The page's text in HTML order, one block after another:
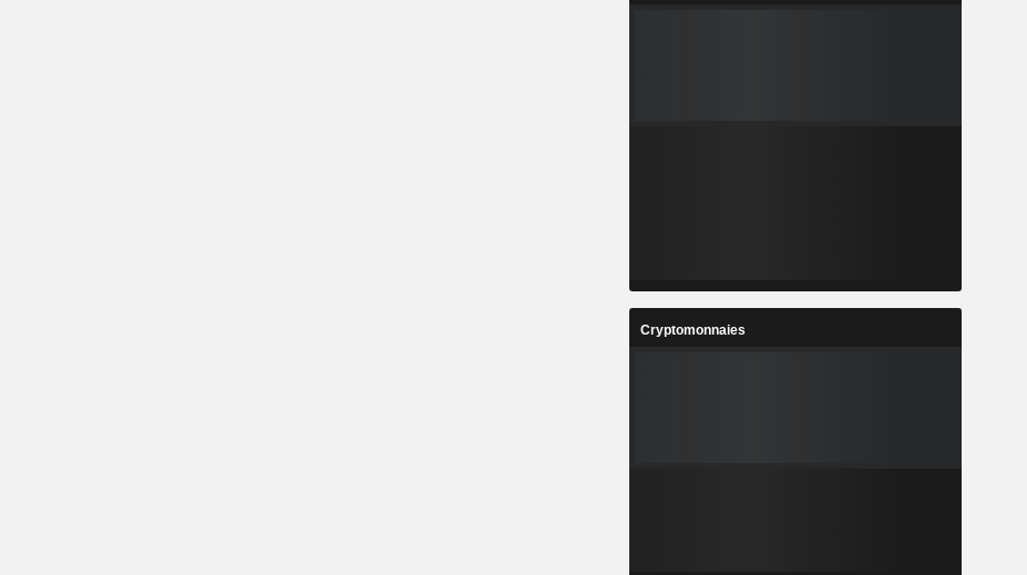
Cryptomonnaies